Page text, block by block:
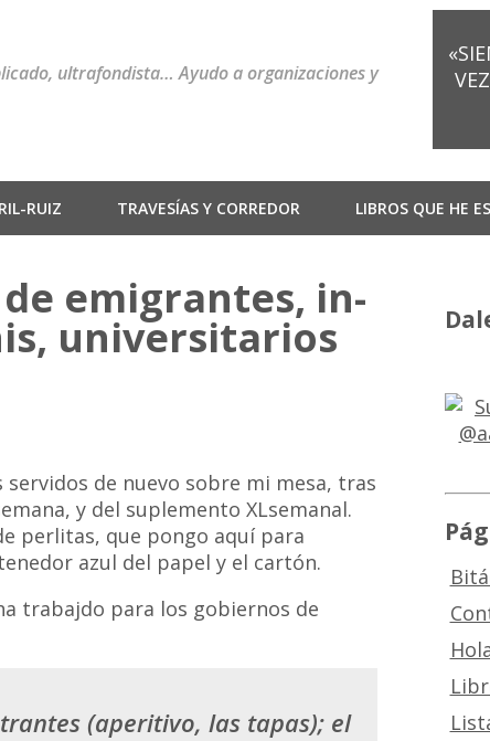
ultrafondista… Ayudo a organizaciones y
RUIZ TRAVESÍAS Y CORREDOR LIBROS QUE HE
emigrantes, in-
universitarios
de nuevo sobre mi mesa, tras
y del suplemento XLsemanal.
perlitas, que pongo aquí para
azul del papel y el cartón.
trabajdo para los gobiernos de
(aperitivo, las tapas); el